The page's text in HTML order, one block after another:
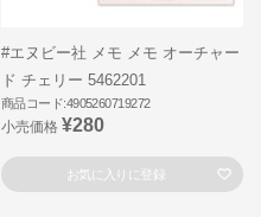
#エヌビー社 メモ メモ オーチャー
ド チェリー 5462201
商品コード:4905260719272
小売価格 ¥280
お気に入りに登録